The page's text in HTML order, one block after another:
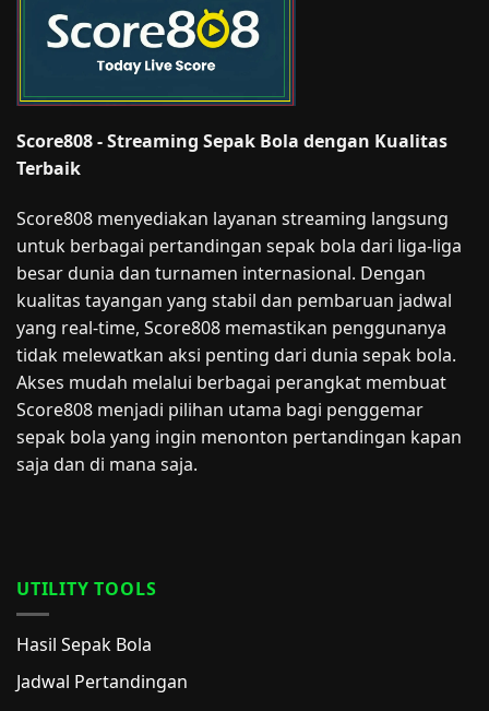
Score808 - Streaming Sepak Bola dengan Kualitas
Terbaik
Score808 menyediakan layanan streaming langsung
untuk berbagai pertandingan sepak bola dari liga-liga
besar dunia dan turnamen internasional. Dengan
kualitas tayangan yang stabil dan pembaruan jadwal
yang real-time, Score808 memastikan penggunanya
tidak melewatkan aksi penting dari dunia sepak bola.
Akses mudah melalui berbagai perangkat membuat
Score808 menjadi pilihan utama bagi penggemar
sepak bola yang ingin menonton pertandingan kapan
saja dan di mana saja.
UTILITY TOOLS
Hasil Sepak Bola
Jadwal Pertandingan